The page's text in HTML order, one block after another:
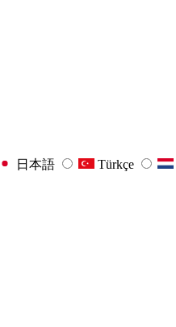
日本語 Türkçe